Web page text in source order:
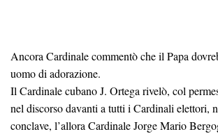
Ancora Cardinale commentò che il Papa
uomo di adorazione.
Il Cardinale cubano J. Ortega rivelò, col
nel discorso davanti a tutti i Cardinali elettori,
conclave, l’allora Cardinale Jorge Mario